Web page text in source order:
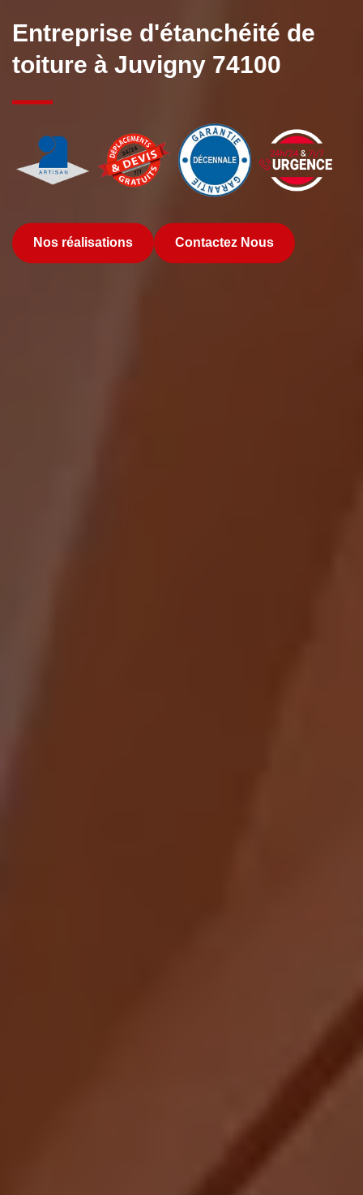
Entreprise d'étanchéité de
toiture à Juvigny 74100
Nos réalisations Contactez Nous